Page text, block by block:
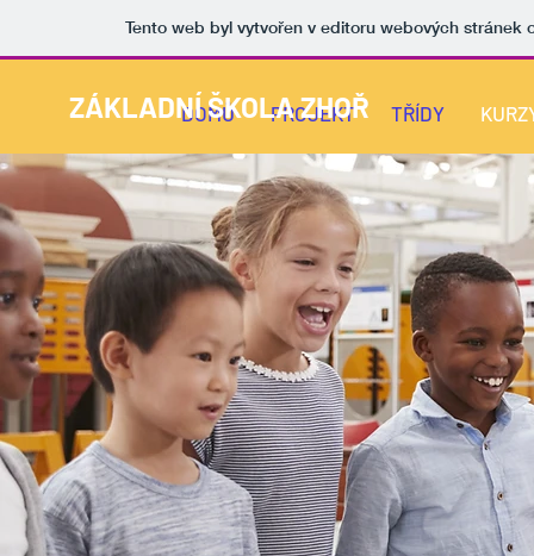
Tento web byl vytvořen v editoru webových stránek
ZÁKLADNÍ ŠKOLA ZHOŘ
DOMŮ PROJEKT TŘÍDY